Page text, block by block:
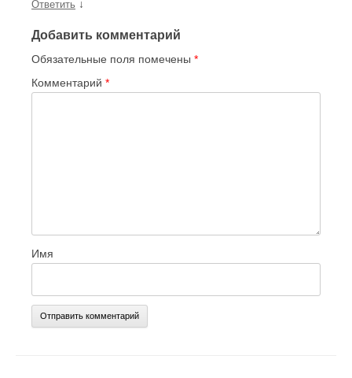
Ответить ↓
Добавить комментарий
Обязательные поля помечены *
Комментарий *
Имя